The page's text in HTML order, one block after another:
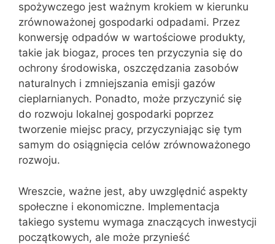
spożywczego jest ważnym krokiem w kierunku
zrównoważonej gospodarki odpadami. Przez
konwersję odpadów w wartościowe produkty,
takie jak biogaz, proces ten przyczynia się do
ochrony środowiska, oszczędzania zasobów
naturalnych i zmniejszania emisji gazów
cieplarnianych. Ponadto, może przyczynić się
do rozwoju lokalnej gospodarki poprzez
tworzenie miejsc pracy, przyczyniając się tym
samym do osiągnięcia celów zrównoważonego
rozwoju.
Wreszcie, ważne jest, aby uwzględnić aspekty
społeczne i ekonomiczne. Implementacja
takiego systemu wymaga znaczących inwestycji
początkowych, ale może przynieść